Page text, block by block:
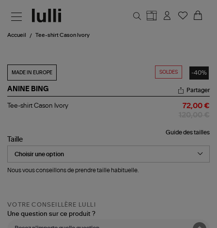
Accueil Tee-shirt Cason Ivory
SOLDES -40%
MADE IN EUROPE
ANINE BING
Tee-
Partager
Tee-shirt Cason Ivory 72,00 €
Guide des tailles
Taille
Nous vous conseillons de prendre taille habituelle.
VOTRE CONSEILLÈRE LULLI
Une question sur ce produit ?